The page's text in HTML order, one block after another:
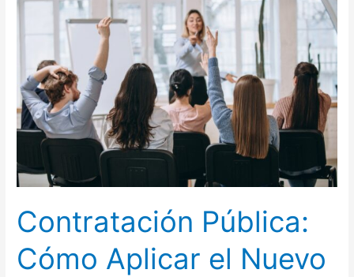
Contratación Pública:
Cómo Aplicar el Nuevo
Nuevo
Reglamento
(Ley
Orgánica
del
Sistema